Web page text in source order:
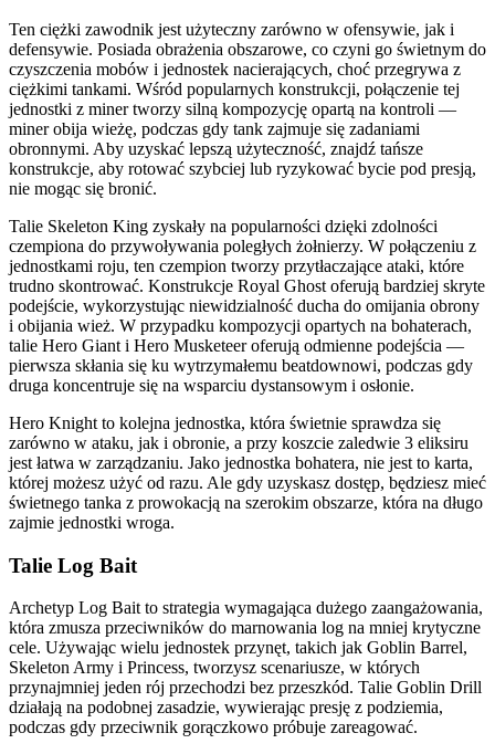
Ten ciężki zawodnik jest użyteczny zarówno w ofensywie, jak i
defensywie. Posiada obrażenia obszarowe, co czyni go świetnym do
czyszczenia mobów i jednostek nacierających, choć przegrywa z
ciężkimi tankami. Wśród popularnych konstrukcji, połączenie tej
jednostki z miner tworzy silną kompozycję opartą na kontroli —
miner obija wieżę, podczas gdy tank zajmuje się zadaniami
obronnymi. Aby uzyskać lepszą użyteczność, znajdź tańsze
konstrukcje, aby rotować szybciej lub ryzykować bycie pod presją,
nie mogąc się bronić.
Talie Skeleton King zyskały na popularności dzięki zdolności
czempiona do przywoływania poległych żołnierzy. W połączeniu z
jednostkami roju, ten czempion tworzy przytłaczające ataki, które
trudno skontrować. Konstrukcje Royal Ghost oferują bardziej skryte
podejście, wykorzystując niewidzialność ducha do omijania obrony
i obijania wież. W przypadku kompozycji opartych na bohaterach,
talie Hero Giant i Hero Musketeer oferują odmienne podejścia —
pierwsza skłania się ku wytrzymałemu beatdownowi, podczas gdy
druga koncentruje się na wsparciu dystansowym i osłonie.
Hero Knight to kolejna jednostka, która świetnie sprawdza się
zarówno w ataku, jak i obronie, a przy koszcie zaledwie 3 eliksiru
jest łatwa w zarządzaniu. Jako jednostka bohatera, nie jest to karta,
której możesz użyć od razu. Ale gdy uzyskasz dostęp, będziesz mieć
świetnego tanka z prowokacją na szerokim obszarze, która na długo
zajmie jednostki wroga.
Talie Log Bait
Archetyp Log Bait to strategia wymagająca dużego zaangażowania,
która zmusza przeciwników do marnowania log na mniej krytyczne
cele. Używając wielu jednostek przynęt, takich jak Goblin Barrel,
Skeleton Army i Princess, tworzysz scenariusze, w których
przynajmniej jeden rój przechodzi bez przeszkód. Talie Goblin Drill
działają na podobnej zasadzie, wywierając presję z podziemia,
podczas gdy przeciwnik gorączkowo próbuje zareagować.